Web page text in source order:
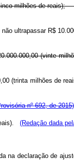
(cinco
e não
R$
(trinta milhões de
nº 692, de 2015)
(Redação dada
na declaração de